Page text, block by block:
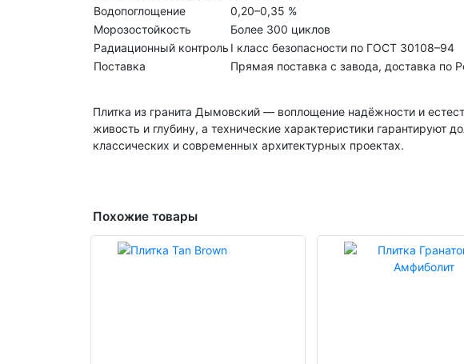
Водопоглощение
0,20–0,35 %
Морозостойкость
Более 300 циклов
Радиационный контроль I класс безопасности по ГОСТ 30108–94
Поставка
Прямая поставка с завода, доставка по
Плитка из гранита Дымовский — воплощение надёжности и
живость и глубину, а технические характеристики гарантируют
классических и современных архитектурных проектах.
Похожие товары